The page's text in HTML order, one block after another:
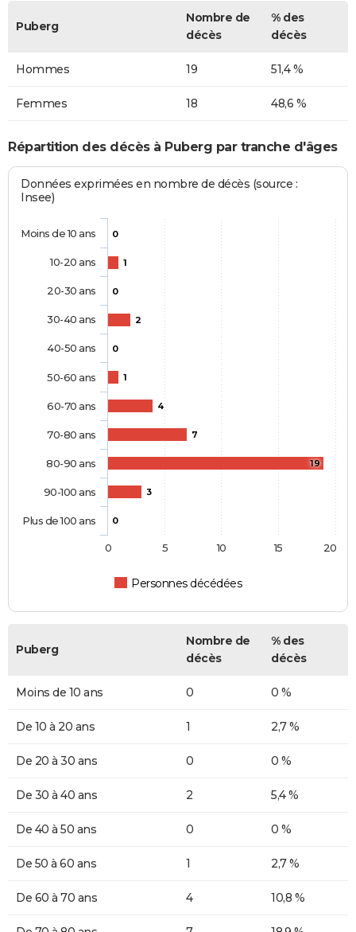
Puberg
Nombre de
décès
% des
décès
Hommes 19 51,4 %
Femmes 18 48,6 %
Répartition des décès à Puberg par tranche d'âges
Données exprimées en nombre de décès (source :
Insee)
0
1
0
2
0
1
4
7
19
3
0
Personnes décédées
Moins de 10 ans
10-20 ans
20-30 ans
30-40 ans
40-50 ans
50-60 ans
60-70 ans
70-80 ans
80-90 ans
90-100 ans
Plus de 100 ans
0 5 10 15 20
Puberg
Nombre de
décès
% des
décès
Moins de 10 ans 0 0 %
De 10 à 20 ans 1 2,7 %
De 20 à 30 ans 0 0 %
De 30 à 40 ans 2 5,4 %
De 40 à 50 ans 0 0 %
De 50 à 60 ans 1 2,7 %
De 60 à 70 ans 4 10,8 %